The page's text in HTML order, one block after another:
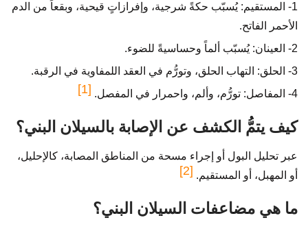
1- المستقيم: يُسبّب حكةً شرجية، وإفرازاتٍ قيحية، وبقعاً من الدم
الأحمر الفاتح.
2- العينان: يُسبّب ألماً وحساسيةً للضوء.
3- الحلق: التهاب الحلق، وتورُّم في العقد اللمفاوية في الرقبة.
4- المفاصل: تورُّم، وألم، واحمرار في المفصل.
[1]
كيف يتمُّ الكشف عن الإصابة بالسيلان البني؟
عبر تحليل البول أو إجراء مسحة من المناطق المصابة، كالإحليل،
أو المهبل، أو المستقيم. [2]
ما هي مضاعفات السيلان البني؟